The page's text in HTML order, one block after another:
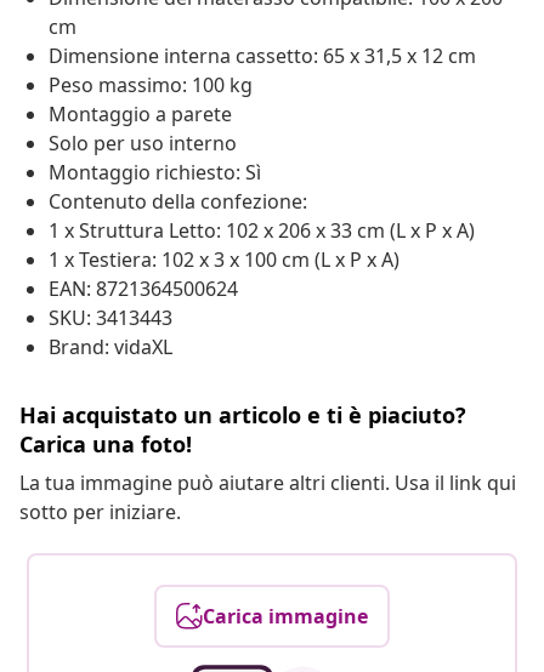
cm
Dimensione interna cassetto: 65 x 31,5 x 12 cm
Peso massimo: 100 kg
Montaggio a parete
Solo per uso interno
Montaggio richiesto: Sì
Contenuto della confezione:
1 x Struttura Letto: 102 x 206 x 33 cm (L x P x A)
1 x Testiera: 102 x 3 x 100 cm (L x P x A)
EAN: 8721364500624
SKU: 3413443
Brand: vidaXL
Hai acquistato un articolo e ti è piaciuto?
Carica una foto!
La tua immagine può aiutare altri clienti. Usa il link qui
sotto per iniziare.
Carica immagine